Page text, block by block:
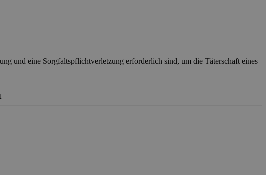
und eine Sorgfaltspflichtverletzung erforderlich sind, um die Täterschaft eines